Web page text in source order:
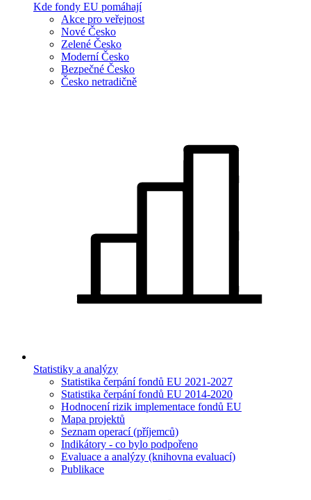
Kde fondy EU pomáhají
Akce pro veřejnost
Nové Česko
Zelené Česko
Moderní Česko
Bezpečné Česko
Česko netradičně
Statistiky a analýzy
Statistika čerpání fondů EU 2021-2027
Statistika čerpání fondů EU 2014-2020
Hodnocení rizik implementace fondů EU
Mapa projektů
Seznam operací (příjemců)
Indikátory - co bylo podpořeno
Evaluace a analýzy (knihovna evaluací)
Publikace